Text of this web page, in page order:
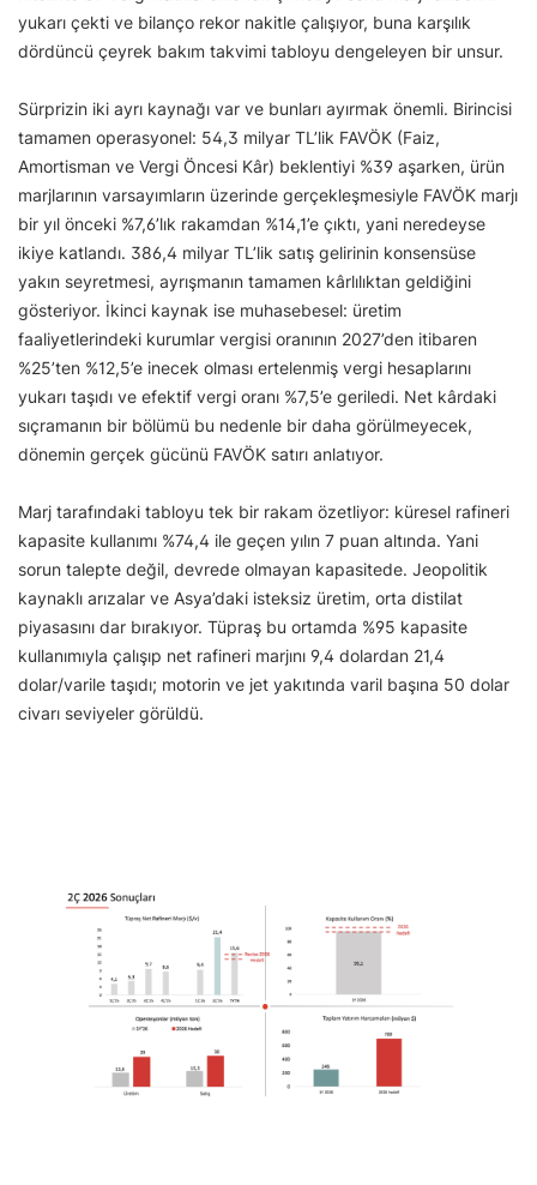
yukarı çekti ve bilanço rekor nakitle çalışıyor, buna karşılık
dördüncü çeyrek bakım takvimi tabloyu dengeleyen bir unsur.
Sürprizin iki ayrı kaynağı var ve bunları ayırmak önemli. Birincisi
tamamen operasyonel: 54,3 milyar TL’lik FAVÖK (Faiz,
Amortisman ve Vergi Öncesi Kâr) beklentiyi %39 aşarken, ürün
marjlarının varsayımların üzerinde gerçekleşmesiyle FAVÖK marjı
bir yıl önceki %7,6’lık rakamdan %14,1’e çıktı, yani neredeyse
ikiye katlandı. 386,4 milyar TL’lik satış gelirinin konsensüse
yakın seyretmesi, ayrışmanın tamamen kârlılıktan geldiğini
gösteriyor. İkinci kaynak ise muhasebesel: üretim
faaliyetlerindeki kurumlar vergisi oranının 2027’den itibaren
%25’ten %12,5’e inecek olması ertelenmiş vergi hesaplarını
yukarı taşıdı ve efektif vergi oranı %7,5’e geriledi. Net kârdaki
sıçramanın bir bölümü bu nedenle bir daha görülmeyecek,
dönemin gerçek gücünü FAVÖK satırı anlatıyor.
Marj tarafındaki tabloyu tek bir rakam özetliyor: küresel rafineri
kapasite kullanımı %74,4 ile geçen yılın 7 puan altında. Yani
sorun talepte değil, devrede olmayan kapasitede. Jeopolitik
kaynaklı arızalar ve Asya’daki isteksiz üretim, orta distilat
piyasasını dar bırakıyor. Tüpraş bu ortamda %95 kapasite
kullanımıyla çalışıp net rafineri marjını 9,4 dolardan 21,4
dolar/varile taşıdı; motorin ve jet yakıtında varil başına 50 dolar
civarı seviyeler görüldü.